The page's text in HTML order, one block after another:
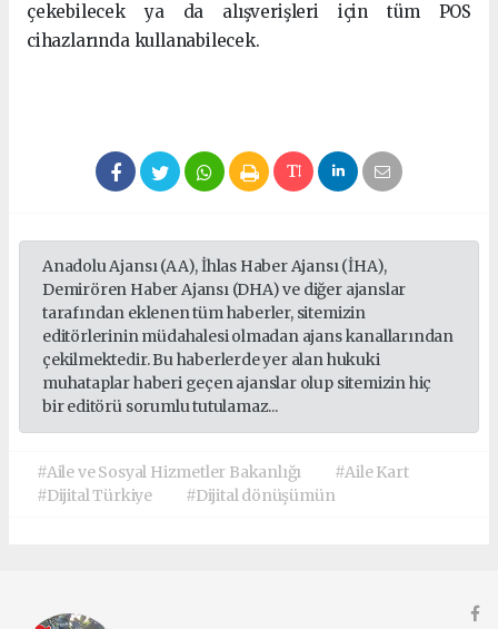
çekebilecek ya da alışverişleri için tüm POS
cihazlarında kullanabilecek.
Anadolu Ajansı (AA), İhlas Haber Ajansı (İHA),
Demirören Haber Ajansı (DHA) ve diğer ajanslar
tarafından eklenen tüm haberler, sitemizin
editörlerinin müdahalesi olmadan ajans kanallarından
çekilmektedir. Bu haberlerde yer alan hukuki
muhataplar haberi geçen ajanslar olup sitemizin hiç
bir editörü sorumlu tutulamaz...
#Aile ve Sosyal Hizmetler Bakanlığı
#Aile Kart
#Dijital Türkiye
#Dijital dönüşümün